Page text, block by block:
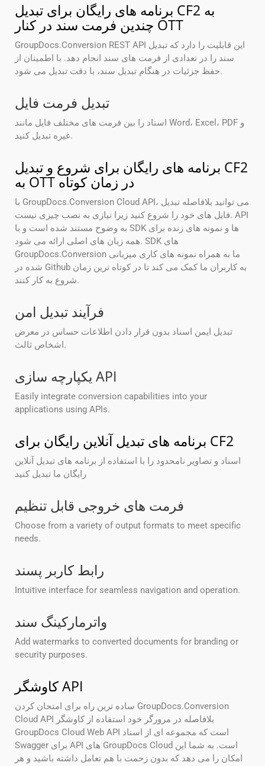
برنامه های رایگان برای تبدیل CF2 به
چندین فرمت سند در کنار OTT
GroupDocs.Conversion REST API این قابلیت را دارد که تبدیل
سند را در تعدادی از فرمت های سند انجام دهد. با اطمینان از
حفظ جزئیات در هنگام تبدیل سند، با دقت تبدیل می شود.
تبدیل فرمت فایل
اسناد را بین فرمت های مختلف فایل مانند Word، Excel، PDF و
غیره تبدیل کنید.
برنامه های رایگان برای شروع و تبدیل CF2
به OTT در زمان کوتاه
با GroupDocs.Conversion Cloud API، می توانید بلافاصله تبدیل
فایل های خود را شروع کنید زیرا نیازی به نصب چیزی نیست. API
به وضوح مستند شده است و با SDK ها و نمونه های زنده برای
همه زبان های اصلی ارائه می شود. SDK های
GroupDocs.Conversion ما به همراه نمونه های کاری میزبانی
شده در Github به کاربران ما کمک می کند تا در کوتاه ترین زمان
شروع به کار کنند.
فرآیند تبدیل امن
تبدیل ایمن اسناد بدون قرار دادن اطلاعات حساس در معرض
اشخاص ثالث.
یکپارچه سازی API
Easily integrate conversion capabilities into your
applications using APIs.
برنامه های تبدیل آنلاین رایگان برای CF2
اسناد و تصاویر نامحدود را با استفاده از برنامه های تبدیل آنلاین
رایگان ما تبدیل کنید
فرمت های خروجی قابل تنظیم
Choose from a variety of output formats to meet specific
needs.
رابط کاربر پسند
Intuitive interface for seamless navigation and operation.
واترمارکینگ سند
Add watermarks to converted documents for branding or
security purposes.
کاوشگر API
ساده ترین راه برای امتحان کردن GroupDocs.Conversion
Cloud API بلافاصله در مرورگر خود استفاده از کاوشگر
GroupDocs Cloud Web API است که مجموعه ای از اسناد
Swagger برای API های GroupDocs Cloud است. به شما این
امکان را می دهد که بدون زحمت با هم تعامل داشته باشید و هر